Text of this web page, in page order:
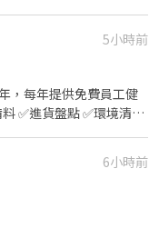
5小時前
，每年提供免費員工健
6小時前